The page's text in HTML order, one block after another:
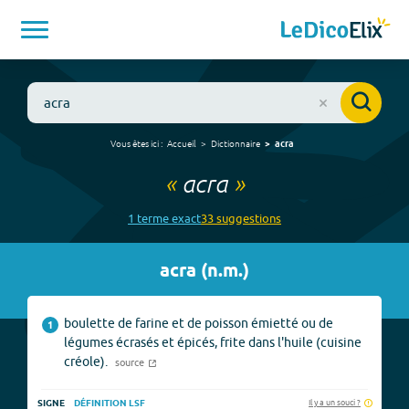
Vous êtes ici : Accueil Dictionnaire acra
« acra»
1 termeexact33suggestions
acra (n.m.)
1
boulette de farine et de poisson émietté ou de
légumes écrasés et épicés, frite dans l'huile (cuisine
créole).
source
SIGNE DÉFINITION LSF Il y a un souci ?